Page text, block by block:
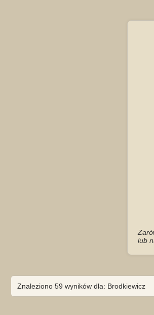
lub
Znaleziono 59 wyników dla: Brodkiewicz